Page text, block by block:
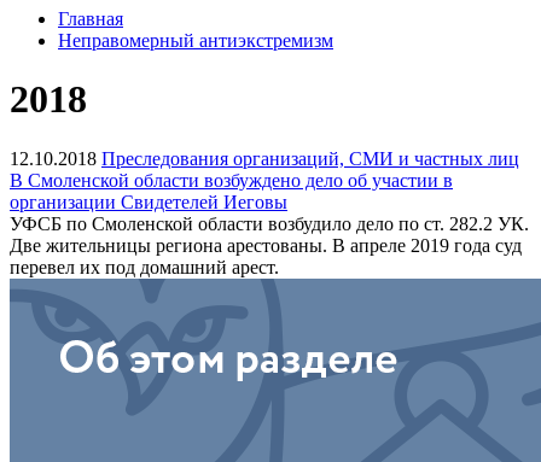
Главная
Неправомерный антиэкстремизм
2018
12.10.2018 Преследования организаций, СМИ и частных лиц
В Смоленской области возбуждено дело об участии в
организации Свидетелей Иеговы
УФСБ по Смоленской области возбудило дело по ст. 282.2 УК.
Две жительницы региона арестованы. В апреле 2019 года суд
перевел их под домашний арест.